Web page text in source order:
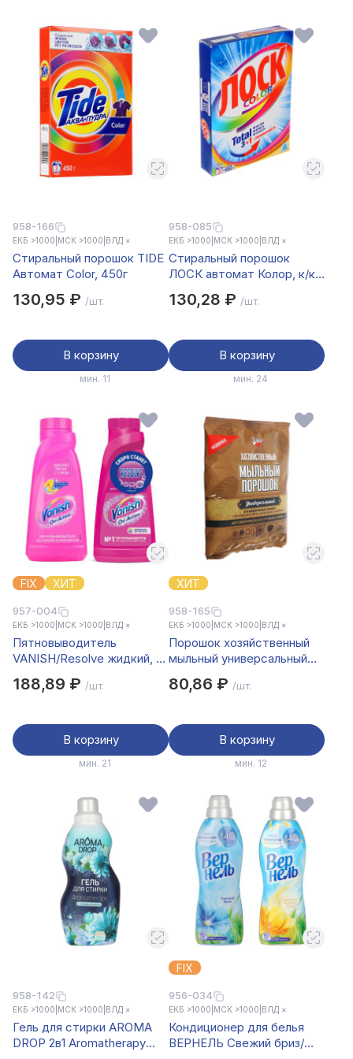
958-166
ЕКБ >1000 МСК >1000 ВЛД ×
Стиральный порошок TIDE
Автомат Color, 450г
130,95 ₽ /шт.
В корзину
мин. 11
958-085
ЕКБ >1000 МСК >1000 ВЛД ×
Стиральный порошок
ЛОСК автомат Колор, к/к,
130,28 ₽ /шт.
В корзину
мин. 24
FIX ХИТ
957-004
ЕКБ >1000 МСК >1000 ВЛД ×
Пятновыводитель
VANISH/Resolve жидкий, п/
188,89 ₽ /шт.
В корзину
мин. 21
ХИТ
958-165
ЕКБ >1000 МСК >1000 ВЛД ×
Порошок хозяйственный
мыльный универсальный
80,86 ₽ /шт.
В корзину
мин. 12
958-142
ЕКБ >1000 МСК >1000 ВЛД ×
Гель для стирки AROMA
DROP 2в1 Aromatherapy
FIX
956-034
ЕКБ >1000 МСК >1000 ВЛД ×
Кондиционер для белья
ВЕРНЕЛЬ Свежий бриз/